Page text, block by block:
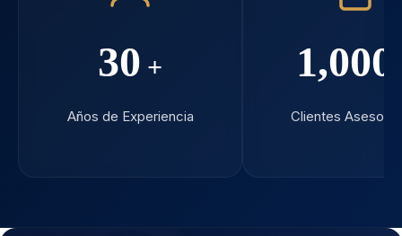
30 +
Años de Experiencia
1,000
Clientes